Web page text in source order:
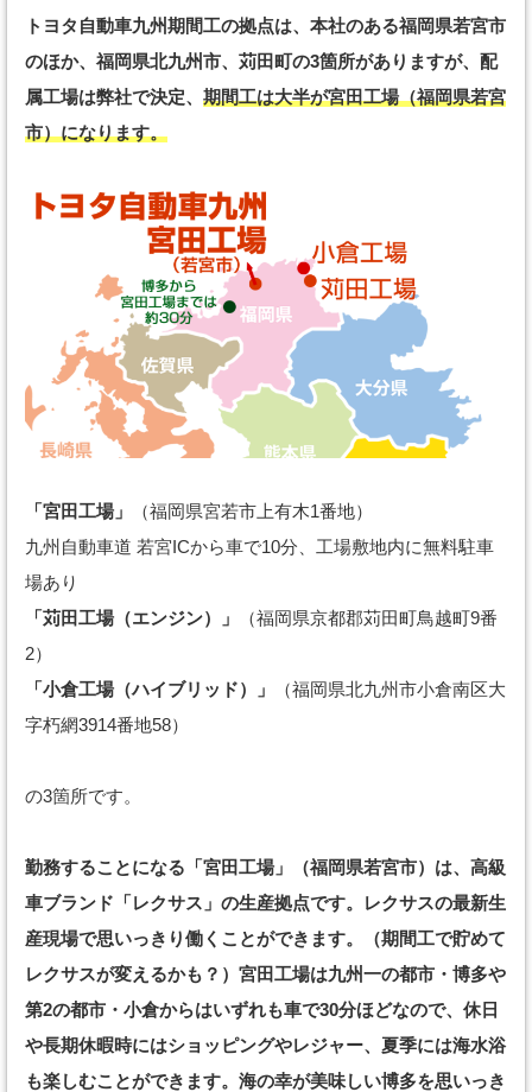
トヨタ自動車九州期間工の拠点は、本社のある福岡県若宮市
のほか、福岡県北九州市、苅田町の3箇所がありますが、配
属工場は弊社で決定、 期間工は大半が宮田工場（福岡県若宮
市）になります。
「宮田工場」
（福岡県宮若市上有木1番地）
九州自動車道 若宮ICから車で10分、工場敷地内に無料駐車
場あり
「苅田工場（エンジン）」
（福岡県京都郡苅田町鳥越町9番
2）
「小倉工場（ハイブリッド）」
（福岡県北九州市小倉南区大
字朽網3914番地58）
の3箇所です。
勤務することになる「宮田工場」（福岡県若宮市）は、高級
車ブランド「レクサス」の生産拠点です。レクサスの最新生
産現場で思いっきり働くことができます。（期間工で貯めて
レクサスが変えるかも？）宮田工場は九州一の都市・博多や
第2の都市・小倉からはいずれも車で30分ほどなので、休日
や長期休暇時にはショッピングやレジャー、夏季には海水浴
も楽しむことができます。海の幸が美味しい博多を思いっき